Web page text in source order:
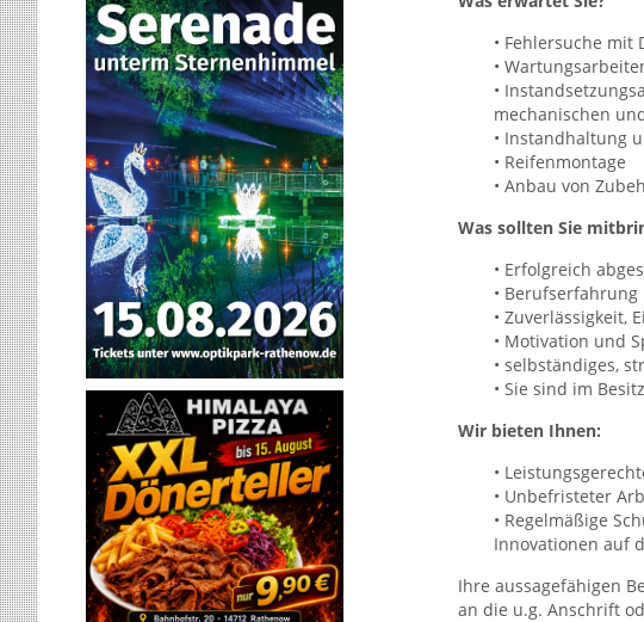
• Fehlersuche mit
•
•
mechanischen
• Instandhaltung
• Reifenmontage
• Anbau von
Was sollten Sie
• Erfolgreich
•
• Zuverlässigkeit,
• Motivation und
• selbständiges,
• Sie sind im
Wir bieten Ihnen:
•
• Unbefristeter
• Regelmäßige
Innovationen auf
Ihre aussagefähigen
an die u.g. Anschrift